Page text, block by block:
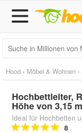
Hood › Möbel & Wohnen ›
Hochbettleiter,
Höhe von 3,15 m
Ideal für Hochbetten
8